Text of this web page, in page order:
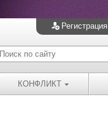
Регистрация
КОНФЛИКТ